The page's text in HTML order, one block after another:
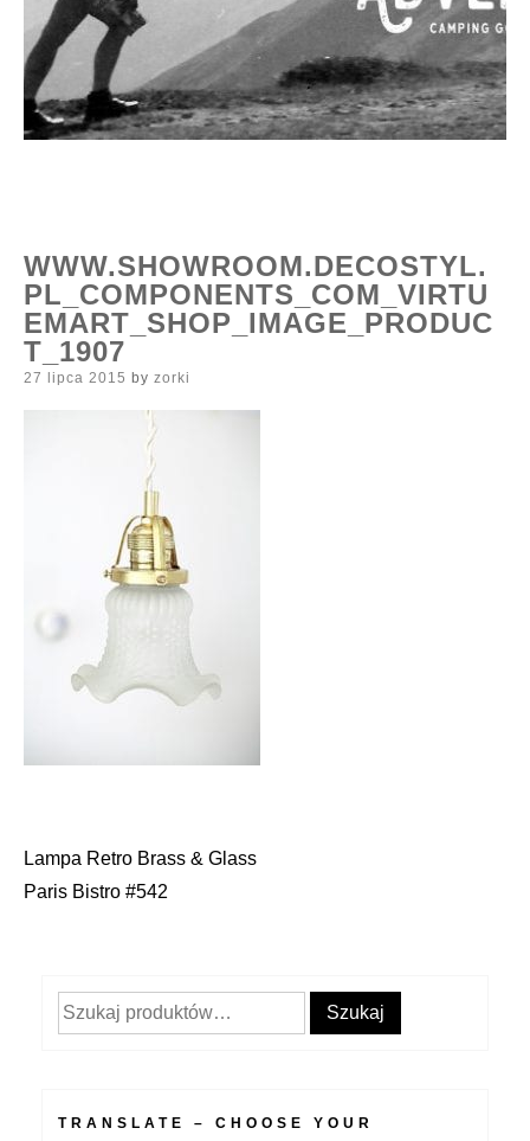
WWW.SHOWROOM.DECOSTYL.
PL_COMPONENTS_COM_VIRTU
EMART_SHOP_IMAGE_PRODUC
T_1907
Posted
27 lipca 2015 by zorki
Nawigacja
Lampa Retro Brass & Glass
Paris Bistro #542
Szukaj: Szukaj
TRANSLATE – CHOOSE YOUR